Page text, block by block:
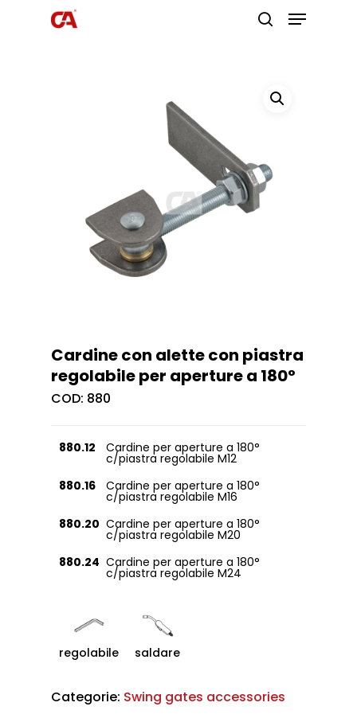
Cardine con alette con piastra
regolabile per aperture a 180°
COD: 880
880.12 Cardine per aperture a 180°
c/piastra regolabile M12
880.16
Cardine per aperture a 180°
c/piastra regolabile M16
880.20 Cardine per aperture a 180°
c/piastra regolabile M20
880.24 Cardine per aperture a 180°
c/piastra regolabile M24
regolabile saldare
Categorie: Swing gates accessories